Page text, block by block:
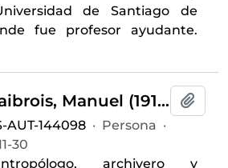
de Santiago de
fue profesor ayudante.
Ballesteros Gaibrois, Manuel (1911-2002)
AUT-144098 · Persona ·
30
archivero y